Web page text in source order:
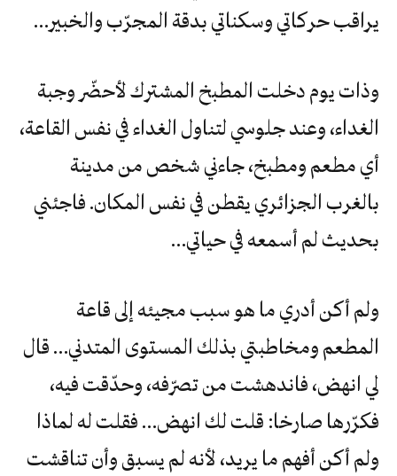
يراقب حركاتي وسكناتي بدقة المجرّب والخبير…
وذات يوم دخلت المطبخ المشترك لأحضّر وجبة
الغداء، وعند جلوسي لتناول الغداء في نفس القاعة،
أي مطعم ومطبخ، جاءني شخص من مدينة
بالغرب الجزائري يقطن في نفس المكان. فاجئني
بحديث لم أسمعه في حياتي…
ولم أكن أدري ما هو سبب مجيئه إلى قاعة
المطعم ومخاطبتي بذلك المستوى المتدني… قال
لي انهض، فاندهشت من تصرّفه، وحدّقت فيه،
فكرّرها صارخا: قلت لك انهض… فقلت له لماذا
ولم أكن أفهم ما يريد، لأنه لم يسبق وأن تناقشت